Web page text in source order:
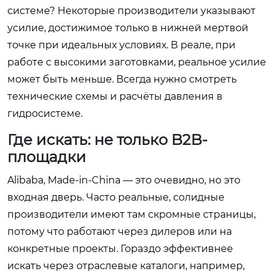
системе? Некоторые производители указывают
усилие, достижимое только в нижней мертвой
точке при идеальных условиях. В реале, при
работе с высокими заготовками, реальное усилие
может быть меньше. Всегда нужно смотреть
технические схемы и расчёты давления в
гидросистеме.
Где искать: не только B2B-
площадки
Alibaba, Made-in-China — это очевидно, но это
входная дверь. Часто реальные, солидные
производители имеют там скромные страницы,
потому что работают через дилеров или на
конкретные проекты. Гораздо эффективнее
искать через отраслевые каталоги, например,